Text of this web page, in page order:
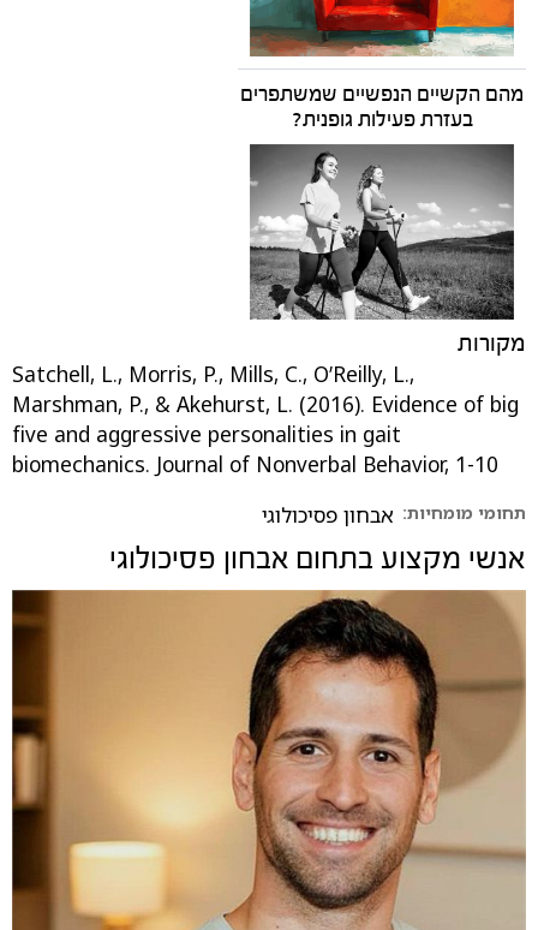
מהם הקשיים הנפשיים שמשתפרים
בעזרת פעילות גופנית?
מקורות
Satchell, L., Morris, P., Mills, C., O’Reilly, L.,
Marshman, P., & Akehurst, L. (2016). Evidence of big
five and aggressive personalities in gait
biomechanics. Journal of Nonverbal Behavior, 1-10
תחומי מומחיות: אבחון פסיכולוגי
אנשי מקצוע בתחום אבחון פסיכולוגי